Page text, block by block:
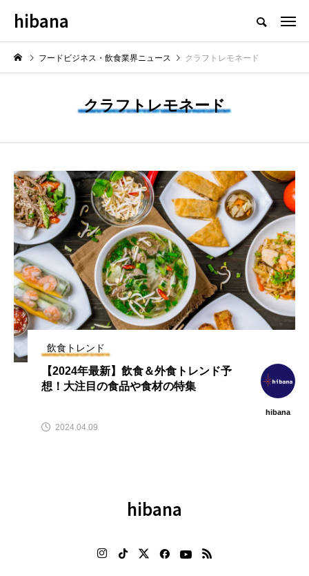
フードビジネス・飲食業界のニュースメディア
NEW POST
飲食マーケティング
【2026年最新】注目の飲食店フ
ランチャイズブランド特集｜これ
から伸びるおすすめFC10選
2026.07.30
飲食DX
【hibana編集部注目！】飲食店
hibana
フードビジネス・飲食業界ニュース クラフトレモネード
クラフトレモネード
飲食トレンド
【2024年最新】飲食＆外食トレンド予
想！大注目の食品や食材の特集
hibana
2024.04.09
hibana